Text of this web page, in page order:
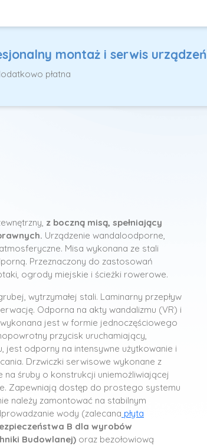
montaż i serwis urządzeń
płatna
z boczną misą, spełniający
Urządzenie wandaloodporne,
Misa wykonana ze stali
Przeznaczony do zastosowań
ogrody miejskie i ścieżki rowerowe.
wytrzymałej stali. Laminarny przepływ
Odporna na akty wandalizmu (VR) i
jest w formie jednoczęściowego
przycisk uruchamiający,
jest odporny na intensywne użytkowanie i
Drzwiczki serwisowe wykonane z
śruby o konstrukcji uniemożliwiającej
Zapewniają dostęp do prostego systemu
należy zamontować na stabilnym
wody (zalecana płyta
B dla wyrobów
Budowlanej) oraz bezołowiową